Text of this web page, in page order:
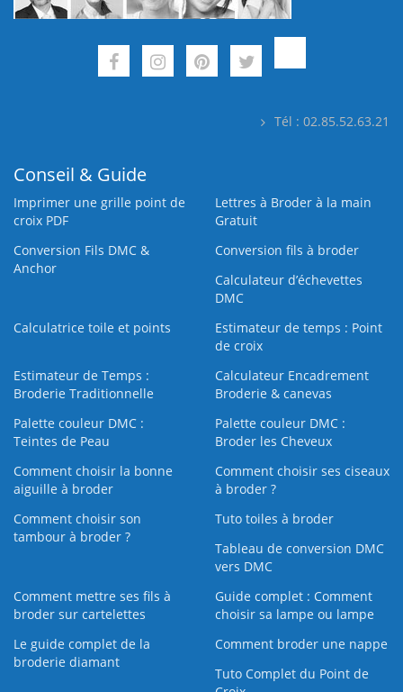
Tél : 02.85.52.63.21
Conseil & Guide
Imprimer une grille point de
croix PDF
Lettres à Broder à la main
Gratuit
Conversion Fils DMC &
Anchor
Conversion fils à broder
Calculateur d’échevettes
DMC
Calculatrice toile et points
Estimateur de temps : Point
de croix
Estimateur de Temps :
Broderie Traditionnelle
Calculateur Encadrement
Broderie & canevas
Palette couleur DMC :
Teintes de Peau
Palette couleur DMC :
Broder les Cheveux
Comment choisir la bonne
aiguille à broder
Comment choisir ses ciseaux
à broder ?
Comment choisir son
tambour à broder ?
Tuto toiles à broder
Tableau de conversion DMC
vers DMC
Comment mettre ses fils à
broder sur cartelettes
Guide complet : Comment
choisir sa lampe ou lampe
Le guide complet de la
broderie diamant
Comment broder une nappe
Tuto Complet du Point de